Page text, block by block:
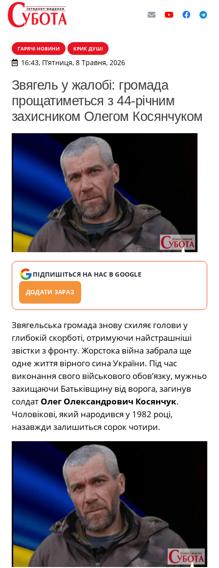
ГАРЯЧІ НОВИНИ КРИК ДУШІ
16:43, П’ятниця, 8 Травня, 2026
Звягель у жалобі: громада
прощатиметься з 44-річним
захисником Олегом Косянчуком
ПІДПИШІТЬСЯ НА НАС В GOOGLE
ДОДАТИ ЗАРАЗ
Звягельська громада знову схиляє голови у
глибокій скорботі, отримуючи найстрашніші
звістки з фронту. Жорстока війна забрала ще
одне життя вірного сина України. Під час
виконання свого військового обов’язку, мужньо
захищаючи Батьківщину від ворога, загинув
солдат Олег Олександрович Косянчук.
Чоловікові, який народився у 1982 році,
назавжди залишиться сорок чотири.